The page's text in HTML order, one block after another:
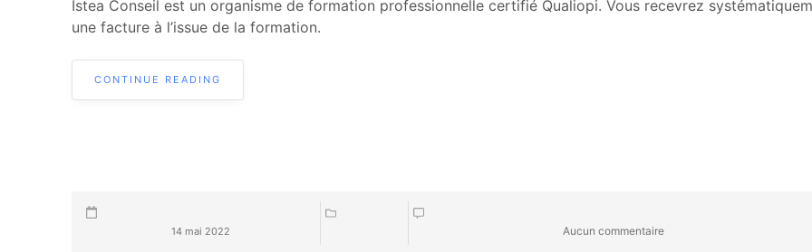
Istea Conseil est un organisme de formation professionnelle certifié Qualiopi. Vous recevrez
une facture à l’issue de la formation.
CONTINUE READING
14 mai 2022 Aucun commentaire